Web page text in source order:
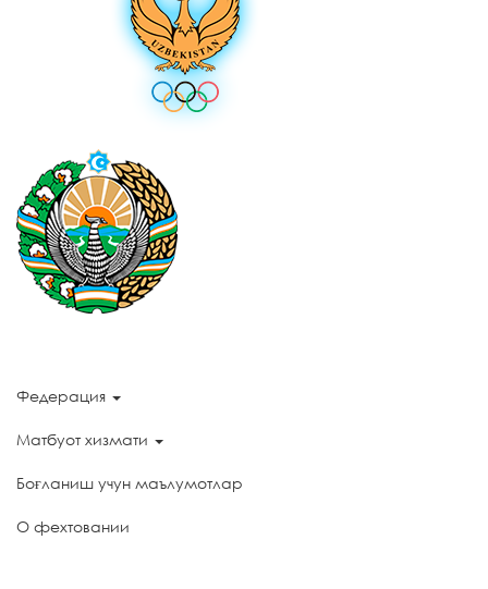
Федерация
Матбуот хизмати
Боғланиш учун маълумотлар
О фехтовании